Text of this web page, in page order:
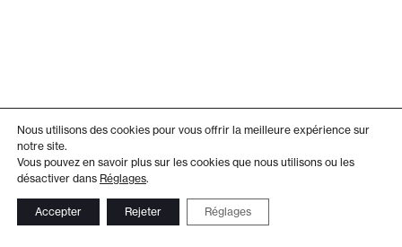
Nous utilisons des cookies pour vous offrir la meilleure expérience sur
notre site.
Vous pouvez en savoir plus sur les cookies que nous utilisons ou les
désactiver dans Réglages.
Accepter Rejeter Réglages